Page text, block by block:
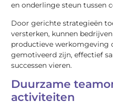
en onderlinge steun tussen
Door gerichte strategieën
versterken, kunnen
productieve werkomgeving
gemotiveerd zijn, effectief
successen vieren.
Duurzame
activiteiten